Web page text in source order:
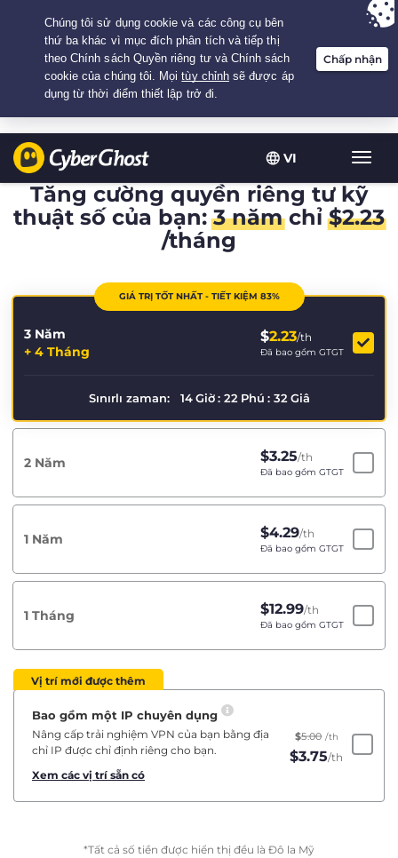
VI
đổi
điều
Your choice:The Best Dealfor 3.3333333333333-years at $
/month
Tăng cường quyền riêng tư kỹ
thuật số của bạn:3 nămchỉ$2.23
/tháng
GIÁ TRỊ TỐT NHẤT - TIẾT KIỆM 83%
3 Năm
+ 4 Tháng
$2.23/th
Đã bao gồm GTGT
Sınırlı zaman: 14 Giờ : 22 Phú : 32 Giâ
2 Năm $3.25/th
Đã bao gồm GTGT
1 Năm $4.29/th
Đã bao gồm GTGT
1 Tháng $12.99/th
Đã bao gồm GTGT
Vị trí mới được thêm
Bao gồm một IP chuyên dụng
Nâng cấp trải nghiệm VPN của bạn bằng địa
chỉ IP được chỉ định riêng cho bạn.
Xem các vị trí sẵn có
$5.00 /th
$3.75/th
*Tất cả số tiền được hiển thị đều là Đô la Mỹ